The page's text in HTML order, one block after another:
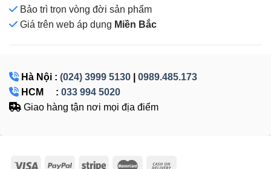
Bảo trì trọn vòng đời sản phẩm
Giá trên web áp dụng Miền Bắc
Hà Nội : (024) 3999 5130
0989.485.173
HCM : 033 994 5020
Giao hàng tận nơi mọi địa điểm